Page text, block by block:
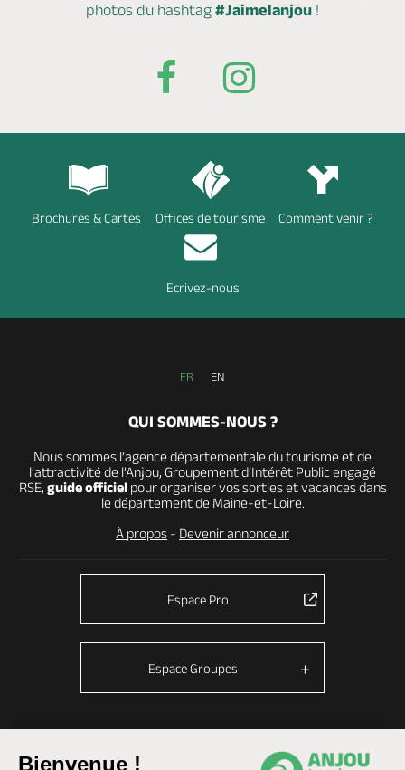
Bienvenue !
photos du hashtag #Jaimelanjou !
Brochures & Cartes Offices de tourisme Comment venir ?
Ecrivez-nous
FR EN
QUI SOMMES-NOUS ?
Nous sommes l’agence départementale du tourisme et de
l’attractivité de l’Anjou, Groupement d’Intérêt Public engagé
RSE, guide officielpour organiser vos sorties et vacances dans
le département de Maine-et-Loire.
À propos - Devenir annonceur
Espace Pro
Espace Groupes
Fonctionnement du site